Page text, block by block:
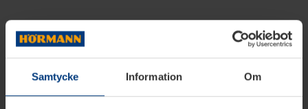
Samtycke Information Om